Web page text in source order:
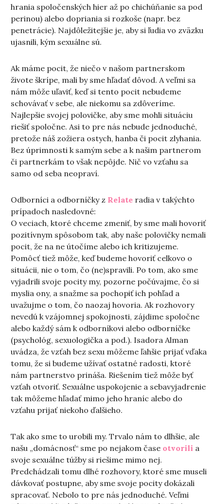
hrania spoločenských hier až po chichúňanie sa pod
perinou) alebo dopriania si rozkoše (napr. bez
penetrácie). Najdôležitejšie je, aby si ľudia vo zväzku
ujasnili, kým sexuálne sú.
Ak máme pocit, že niečo v našom partnerskom
živote škrípe, mali by sme hľadať dôvod. A veľmi sa
nám môže uľaviť, keď si tento pocit nebudeme
schovávať v sebe, ale niekomu sa zdôveríme.
Najlepšie svojej polovičke, aby sme mohli situáciu
riešiť spoločne. Asi to pre nás nebude jednoduché,
pretože náš zožiera ostych, hanba či pocit zlyhania.
Bez úprimnosti k samým sebe a k našim partnerom
či partnerkám to však nepôjde. Nič vo vzťahu sa
samo od seba neopraví.
Odborníci a odborníčky z Relate radia v takýchto
prípadoch nasledovné:
O veciach, ktoré chceme zmeniť, by sme mali hovoriť
pozitívnym spôsobom tak, aby naše polovičky nemali
pocit, že na ne útočíme alebo ich kritizujeme.
Pomôcť tiež môže, keď budeme hovoriť celkovo o
situácii, nie o tom, čo (ne)spravili. Po tom, ako sme
vyjadrili svoje pocity my, pozorne počúvajme, čo si
myslia ony, a snažme sa pochopiť ich pohľad a
uvažujme o tom, čo naozaj hovoria. Ak rozhovory
nevedú k vzájomnej spokojnosti, zájdime spoločne
alebo každý sám k odborníkovi alebo odborníčke
(psychológ, sexuologička a pod.). Isadora Alman
uvádza, že vzťah bez sexu môžeme ľahšie prijať vďaka
tomu, že si budeme užívať ostatné radosti, ktoré
nám partnerstvo prináša. Riešením tiež môže byť
vzťah otvoriť. Sexuálne uspokojenie a sebavyjadrenie
tak môžeme hľadať mimo jeho hraníc alebo do
vzťahu prijať niekoho ďalšieho.
Tak ako sme to urobili my. Trvalo nám to dlhšie, ale
našu „domácnosť“ sme po nejakom čase otvorili a
svoje sexuálne túžby si riešime mimo nej.
Predchádzali tomu dlhé rozhovory, ktoré sme museli
dávkovať postupne, aby sme svoje pocity dokázali
spracovať. Nebolo to pre nás jednoduché. Veľmi